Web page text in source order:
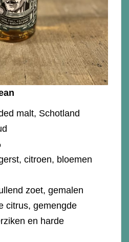
malt, Schotland
citroen, bloemen
zoet, gemalen
citrus, gemengde
en harde